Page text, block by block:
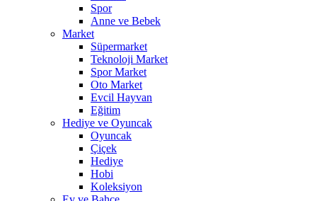
Spor
Anne ve Bebek
Market
Süpermarket
Teknoloji Market
Spor Market
Oto Market
Evcil Hayvan
Eğitim
Hediye ve Oyuncak
Oyuncak
Çiçek
Hediye
Hobi
Koleksiyon